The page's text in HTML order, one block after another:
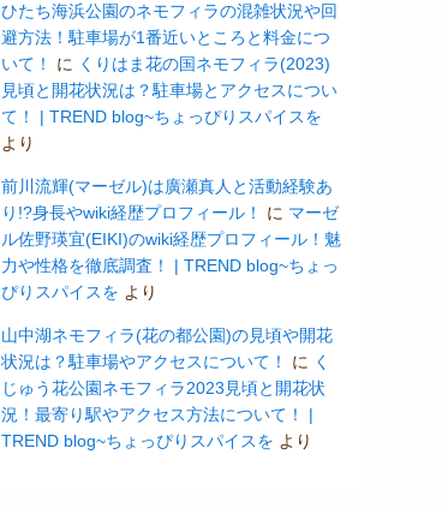
ひたち海浜公園のネモフィラの混雑状況や回
避方法！駐車場が1番近いところと料金につ
いて！
に くりはま花の国ネモフィラ(2023)
見頃と開花状況は？駐車場とアクセスについ
て！ | TREND blog~ちょっぴりスパイスを
より
前川流輝(マーゼル)は廣瀬真人と活動経験あ
り!?身長やwiki経歴プロフィール！
に マーゼ
ル佐野瑛宜(EIKI)のwiki経歴プロフィール！魅
力や性格を徹底調査！ | TREND blog~ちょっ
ぴりスパイスを より
山中湖ネモフィラ(花の都公園)の見頃や開花
状況は？駐車場やアクセスについて！
に く
じゅう花公園ネモフィラ2023見頃と開花状
況！最寄り駅やアクセス方法について！ |
TREND blog~ちょっぴりスパイスを より